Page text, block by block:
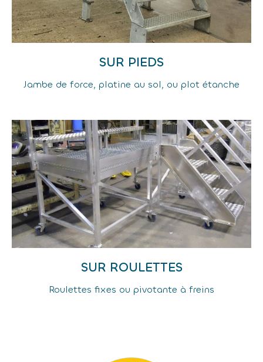
SUR PIEDS
Jambe de force, platine au sol, ou plot étanche
SUR ROULETTES
Roulettes fixes ou pivotante à freins